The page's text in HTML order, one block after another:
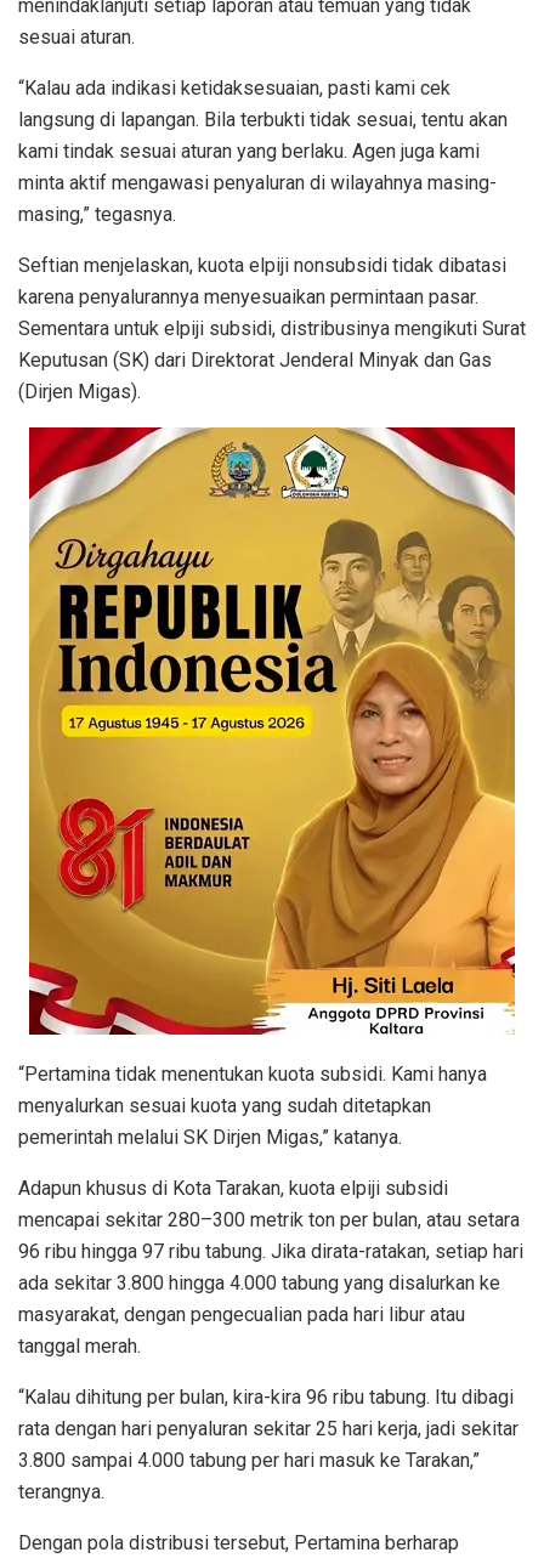
menindaklanjuti setiap laporan atau temuan yang tidak
sesuai aturan.
“Kalau ada indikasi ketidaksesuaian, pasti kami cek
langsung di lapangan. Bila terbukti tidak sesuai, tentu akan
kami tindak sesuai aturan yang berlaku. Agen juga kami
minta aktif mengawasi penyaluran di wilayahnya masing-
masing,” tegasnya.
Seftian menjelaskan, kuota elpiji nonsubsidi tidak dibatasi
karena penyalurannya menyesuaikan permintaan pasar.
Sementara untuk elpiji subsidi, distribusinya mengikuti Surat
Keputusan (SK) dari Direktorat Jenderal Minyak dan Gas
(Dirjen Migas).
“Pertamina tidak menentukan kuota subsidi. Kami hanya
menyalurkan sesuai kuota yang sudah ditetapkan
pemerintah melalui SK Dirjen Migas,” katanya.
Adapun khusus di Kota Tarakan, kuota elpiji subsidi
mencapai sekitar 280–300 metrik ton per bulan, atau setara
96 ribu hingga 97 ribu tabung. Jika dirata-ratakan, setiap hari
ada sekitar 3.800 hingga 4.000 tabung yang disalurkan ke
masyarakat, dengan pengecualian pada hari libur atau
tanggal merah.
“Kalau dihitung per bulan, kira-kira 96 ribu tabung. Itu dibagi
rata dengan hari penyaluran sekitar 25 hari kerja, jadi sekitar
3.800 sampai 4.000 tabung per hari masuk ke Tarakan,”
terangnya.
Dengan pola distribusi tersebut, Pertamina berharap